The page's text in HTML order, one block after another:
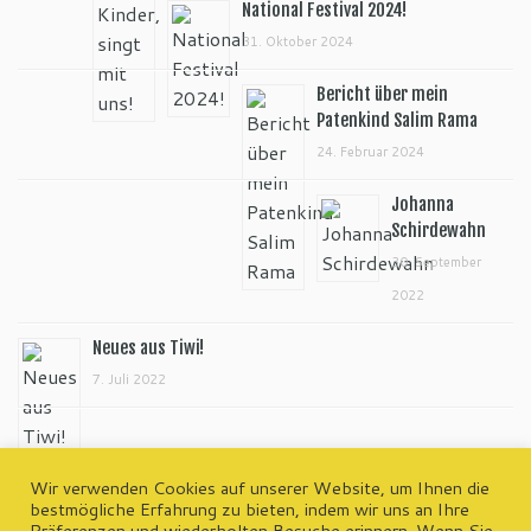
National Festival 2024!
31. Oktober 2024
Bericht über mein
Patenkind Salim Rama
24. Februar 2024
Johanna
Schirdewahn
30. September
2022
Neues aus Tiwi!
7. Juli 2022
Wir verwenden Cookies auf unserer Website, um Ihnen die
bestmögliche Erfahrung zu bieten, indem wir uns an Ihre